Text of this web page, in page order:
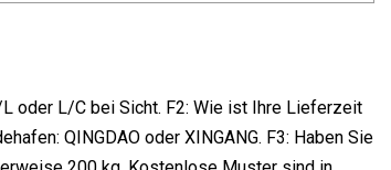
L oder L/C bei Sicht. F2: Wie ist Ihre Lieferzeit
QINGDAO oder XINGANG. F3: Haben Sie